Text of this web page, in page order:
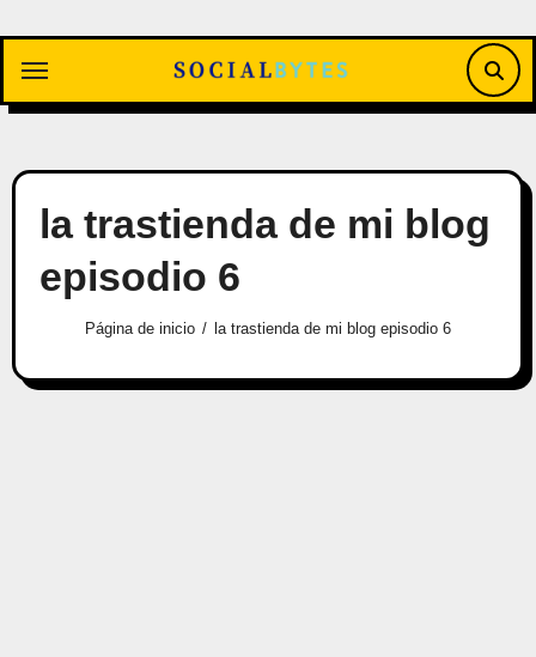
contenido
la trastienda de mi blog
episodio 6
Página de inicio la trastienda de mi blog episodio 6